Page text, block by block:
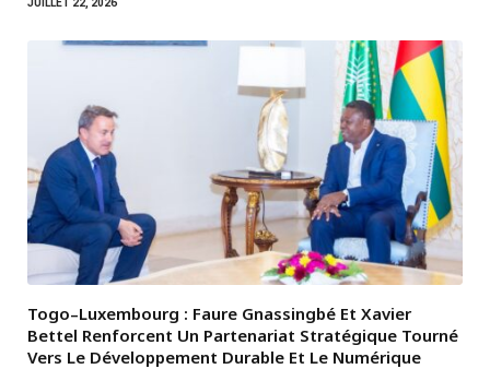
JUILLET 22, 2026
Togo–Luxembourg : Faure Gnassingbé Et Xavier
Bettel Renforcent Un Partenariat Stratégique Tourné
Vers Le Développement Durable Et Le Numérique